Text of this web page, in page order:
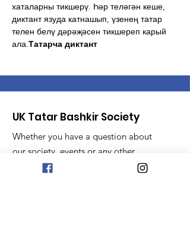
хаталарны тикшерү. Һәр теләгән кеше,
диктант язуда катнашып, үзенең татар
телен белү дәрәҗәсен тикшереп карый
ала.Татарча диктант
UK Tatar Bashkir Society
Whether you have a question about
our society, events or any other
queries, we are all ears!